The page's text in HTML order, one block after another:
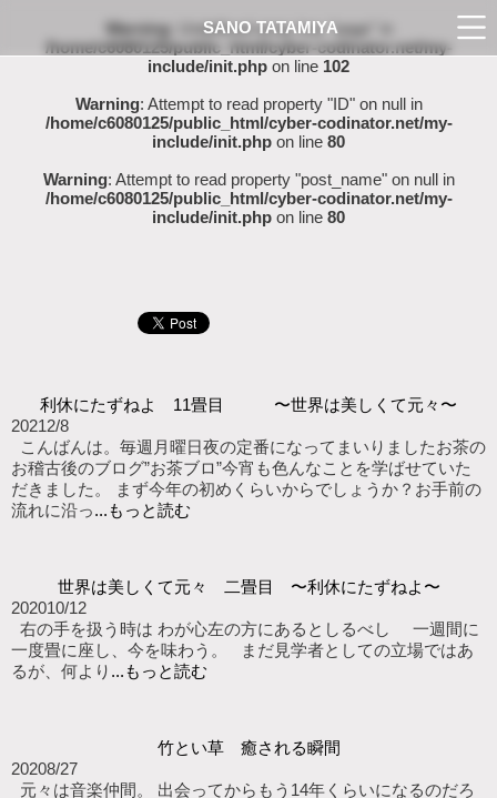
Warning: Undefined array key "page" in
/home/c6080125/public_html/cyber-codinator.net/my-
include/init.php on line 102
Warning: Attempt to read property "ID" on null in
/home/c6080125/public_html/cyber-codinator.net/my-
include/init.php on line 80
Warning: Attempt to read property "post_name" on null in
/home/c6080125/public_html/cyber-codinator.net/my-
include/init.php on line 80
利休にたずねよ 11畳目 〜世界は美しくて元々〜
20212/8
こんばんは。毎週月曜日夜の定番になってまいりましたお茶の
お稽古後のブログ”お茶ブロ”今宵も色んなことを学ばせていた
だきました。 まず今年の初めくらいからでしょうか？お手前の
流れに沿っ...もっと読む
世界は美しくて元々 二畳目 〜利休にたずねよ〜
202010/12
右の手を扱う時は わが心左の方にあるとしるべし 一週間に
一度畳に座し、今を味わう。 まだ見学者としての立場ではあ
るが、何より ...もっと読む
竹とい草 癒される瞬間
20208/27
元々は音楽仲間。 出会ってからもう14年くらいになるのだろ
SANO TATAMIYA